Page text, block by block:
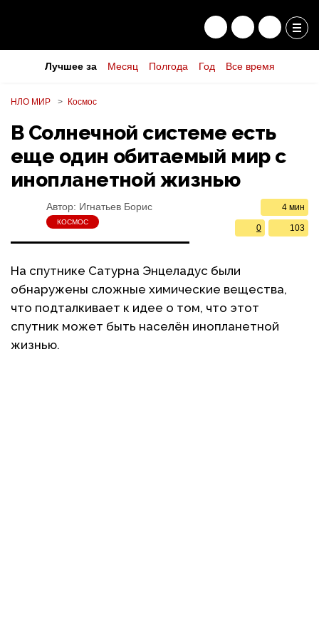
Лучшее за Месяц Полгода Год Все время
НЛО МИР Космос
В Солнечной системе есть
еще один обитаемый мир с
инопланетной жизнью
Автор: Игнатьев Борис
КОСМОС
4 мин
103
0
На спутнике Сатурна Энцеладус были
обнаружены сложные химические вещества,
что подталкивает к идее о том, что этот
спутник может быть населён инопланетной
жизнью.